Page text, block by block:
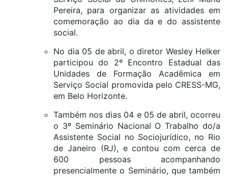
Pereira, para organizar as atividades em
comemoração ao dia da e do assistente
social.
No dia 05 de abril, o diretor Wesley Helker
participou do 2º Encontro Estadual das
Unidades de Formação Acadêmica em
Serviço Social promovida pelo CRESS-MG,
em Belo Horizonte.
Também nos dias 04 e 05 de abril, ocorreu
o 3º Seminário Nacional O Trabalho do/a
Assistente Social no Sociojurídico, no Rio
de Janeiro (RJ), e contou com cerca de
600 pessoas acompanhando
presencialmente o Seminário, que também